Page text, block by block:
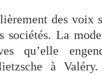
des voix
sociétés. La
qu’elle
à